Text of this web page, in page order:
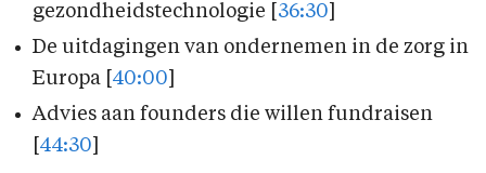
gezondheidstechnologie [ 36:30
De uitdagingen van ondernemen in de zorg in
Europa [ 40:00
Advies aan founders die willen fundraisen
44:30